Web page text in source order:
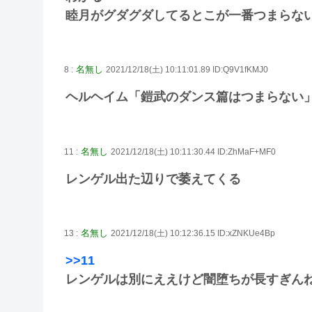
睦月がグダグダしてるとこが一番つまらな
8 : 名無し 2021/12/18(土) 10:11:01.89 ID:Q9V1fKMJ0
ヘルヘイム「鎧武のダンス篇はつまらない」
11 : 名無し 2021/12/18(土) 10:11:30.44 ID:ZhMaF+MF0
レンゲル出た辺りで萎えてくる
13 : 名無し 2021/12/18(土) 10:12:36.15 ID:xZNKUe4Bp
>>11
レンゲルは別にええけど闇堕ちが長すぎん